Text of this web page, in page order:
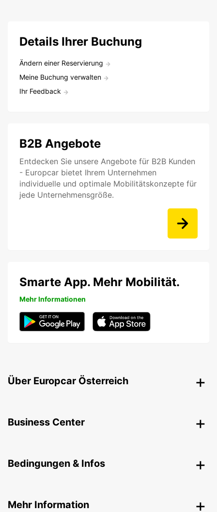
Details Ihrer Buchung
Ändern einer Reservierung
Meine Buchung verwalten
Ihr Feedback
B2B Angebote
Entdecken Sie unsere Angebote für B2B Kunden
- Europcar bietet Ihrem Unternehmen
individuelle und optimale Mobilitätskonzepte für
jede Unternehmensgröße.
Smarte App. Mehr Mobilität.
Mehr Informationen
Über Europcar Österreich
Business Center
Bedingungen & Infos
Mehr Information